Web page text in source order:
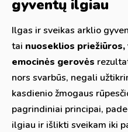
gyventų ilgiau
Ilgas ir sveikas arklio
tai nuoseklios
emocinės gerovės
nors svarbūs, negali
kasdienio žmogaus
pagrindiniai principai,
ilgiau ir išlikti sveikam iki